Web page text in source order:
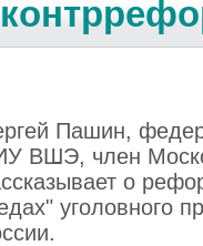
Пашин,
ВШЭ, член
о
уголовного